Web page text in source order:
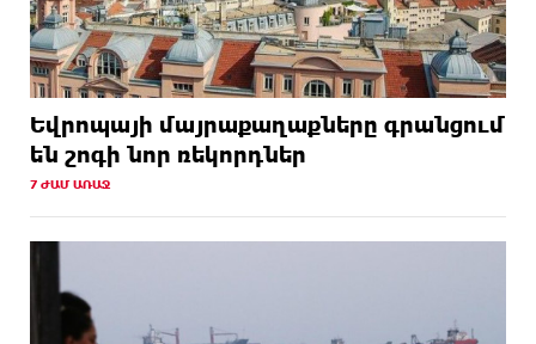
Եվրոպայի մայրաքաղաքները գրանցում
են շոգի նոր ռեկորդներ
7 ԺԱՄ ԱՌԱՋ